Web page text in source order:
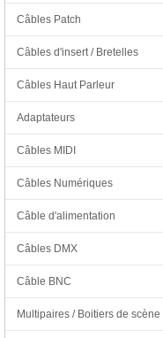
Câbles Patch
Câbles d'insert / Bretelles
Câbles Haut Parleur
Adaptateurs
Câbles MIDI
Câbles Numériques
Câble d'alimentation
Câbles DMX
Câble BNC
Multipaires / Boitiers de scène